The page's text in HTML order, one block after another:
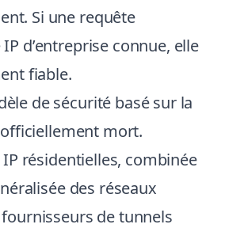
Si une requête
d’entreprise connue, elle
fiable.
de sécurité basé sur la
mort.
résidentielles, combinée
des réseaux
de tunnels